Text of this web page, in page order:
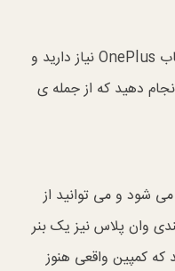
برای شرکت در این جوایز به یک حساب OnePlus نیاز دارید و
دهید که از جمله ی
می شود و می توانید از
وان پلاس نیز یک بنر
که کمپین واقعی هنوز